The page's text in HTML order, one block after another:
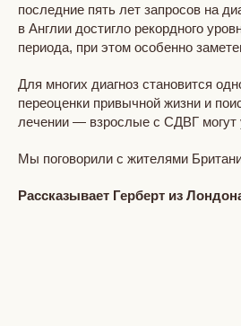
последние пять лет запросов на
в Англии достигло рекордного
периода, при этом особенно
Для многих диагноз становится
переоценки привычной жизни и
лечении — взрослые с СДВГ могут
Мы поговорили с жителями
Рассказывает Герберт из